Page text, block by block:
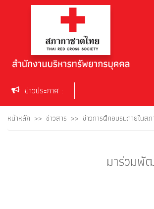
ข่าวประกาศ :
หน้าหลัก ข่าวสาร ข่าวการฝึกอบรมภายในสภ
มาร่วมพั